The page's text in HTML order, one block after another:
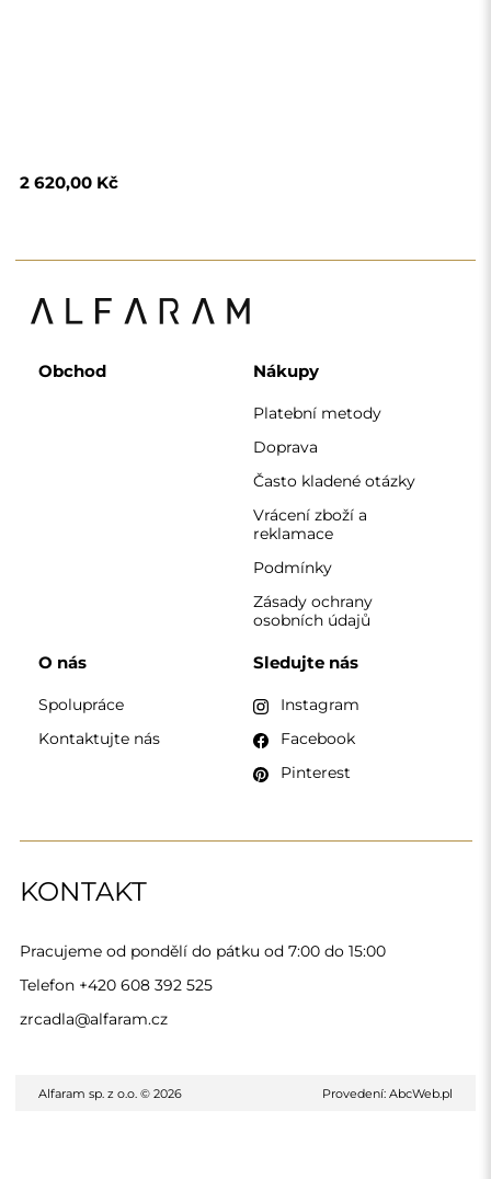
2 620,00 Kč
KONTAKT
Pracujeme od pondělí do pátku od 7:00 do 15:00
Telefon +420 608 392 525
zrcadla@alfaram.cz
Obchod Nákupy
Platební metody
Doprava
Často kladené otázky
Vrácení zboží a
reklamace
Podmínky
Zásady ochrany
osobních údajů
O nás
Spolupráce
Kontaktujte nás
Sledujte nás
Instagram
Facebook
Pinterest
Alfaram sp. z o.o. © 2026 Provedení: AbcWeb.pl